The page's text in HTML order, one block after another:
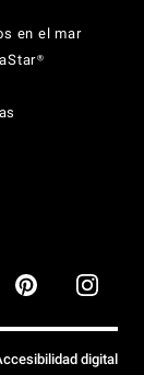
en el mar
digital